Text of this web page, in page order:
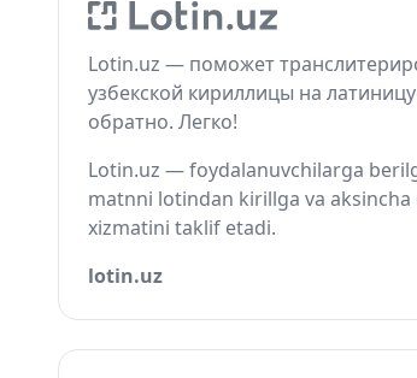
Lotin.uz — поможет
узбекской кириллицы на
обратно. Легко!
Lotin.uz — foydalanuvchilarga
matnni lotindan kirillga va aksincha
xizmatini taklif etadi.
lotin.uz